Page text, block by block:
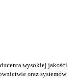
wysokiej jakości
oraz systemów